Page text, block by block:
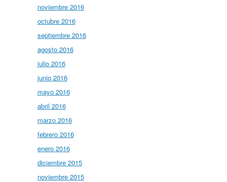
noviembre 2016
octubre 2016
septiembre 2016
agosto 2016
julio 2016
junio 2016
mayo 2016
abril 2016
marzo 2016
febrero 2016
enero 2016
diciembre 2015
noviembre 2015